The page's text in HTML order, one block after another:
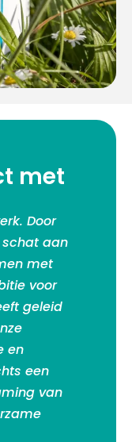
met
Door
schat aan
met
voor
geleid
en
een
van